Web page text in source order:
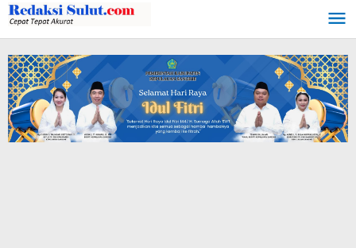
Lewati
ke
konten